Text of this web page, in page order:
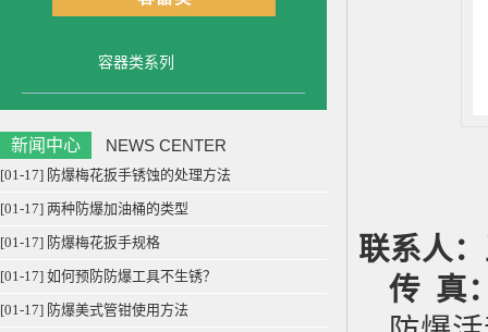
容器类系列
新闻中心 NEWS CENTER
[01-17] 防爆梅花扳手锈蚀的处理方法
[01-17] 两种防爆加油桶的类型
[01-17] 防爆梅花扳手规格
[01-17] 如何预防防爆工具不生锈？
[01-17] 防爆美式管钳使用方法
联系人
传 真